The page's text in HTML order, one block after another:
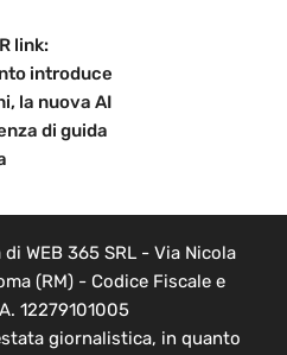
link:
introduce
la nuova AI
di guida
WEB 365 SRL - Via Nicola
(RM) - Codice Fiscale e
12279101005
giornalistica, in quanto